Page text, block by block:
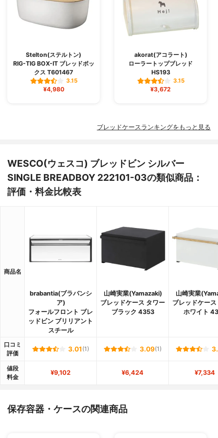
Stelton(ステルトン)
RIG-TIG BOX-IT ブレッドボッ
クス T601467
3.15
¥4,980
akorat(アコラート)
ローラートップブレッド
HS193
3.15
¥3,672
ブレッドケースランキングをもっと見る
WESCO(ウェスコ) ブレッドビン シルバー
SINGLE BREADBOY 222101-03の類似商品：
評価・料金比較表
商品名
brabantia(ブラバンシ
ア)
フォールフロント ブレ
ッドビン ブリリアント
スチール
山崎実業(Yamazaki)
ブレッドケース タワー
ブラック 4353
山崎実業
ブレッドケース
ホワイト
口コミ
評価
3.01 (1) 3.09(1)
値段
料金
¥9,102 ¥6,424 ¥7,334
保存容器・ケースの関連商品